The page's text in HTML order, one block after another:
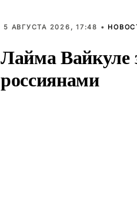
5 АВГУСТА 2026, 17:48 •
Лайма Вайкуле
россиянами